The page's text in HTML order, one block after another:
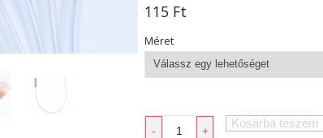
115 Ft
Méret
- +
Kosárba teszem